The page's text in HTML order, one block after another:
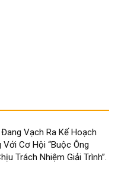
Vạch Ra Kế Hoạch
Cơ Hội “Buộc Ông
Trách Nhiệm Giải Trình”.